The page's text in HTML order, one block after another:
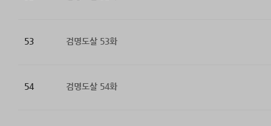
53 검명도살 53화
54 검명도살 54화